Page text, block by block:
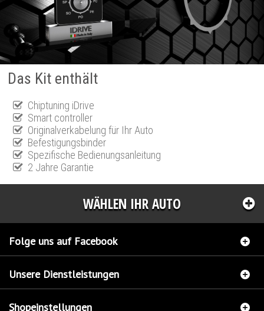
Das Kit enthält
Chiptuning iDrive
Smart controller
Originalverkabelung für Ihr Auto
Befestigungsbinder
Spezifische Bedienungsanleitung
2 Jahre Garantie
WÄHLEN IHR AUTO
Folge uns auf Facebook
Unsere Dienstleistungen
Shopeinstellungen